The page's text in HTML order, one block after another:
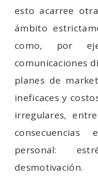
esto acarree
ámbito
como, por
comunicaciones
planes de
ineficaces y
irregulares,
personal:
desmotivación.